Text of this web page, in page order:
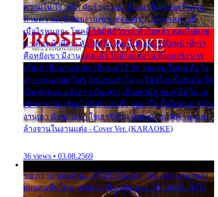
ความใน ใจ เศร้า มันร้าวระบม ต้องมาขื่นขม เศร้าตรม
ท่ามความสุขี ช่วยงานเขาแต่ง แต่เรา แล้งมาหลายปี
เมื่อไรหนอจะ โชคดี ได้มีพิธีวิวาห์ หัวใจหล้า คอยไปคอย
มา คือหน้าที่เก่า หัวใจหล้า คอยไปคอยมา คือหน้าที่เก่า
คือหยังเขา มีงานแต่งแล้ว ไปล้างแต่จาน ดั่งถูกประหาร
เมื่อเขาชื่นบาน แต่เราขื่นขม โอ้ รัก ลอยลม ไม่สม ดัง ใจ
ล้างจานคอยคู่ ไม่รู้ อีกนานเท่าใด จะได้ เลื่อนขั้นบันได ได้
เป็น ตำแหน่งเจ้าสาว มันเหงา เห็นเขามีคู่ ซมดู มีคู่ก็ม่วน
เข้าพาขวัญ เสียงโห่ตึงตึง มันซึ้ง อยู่แก่ใจ มื้อใด๋หนอ สิเป็น
งานเฮา มัวซอยเขา ใจเฮาซิด้าน มันทรมาน จับจาน เอย…
ล้างจานในงานแต่ง - Cover Ver. (KARAOKE)
36 views • 03.08.2569
ขอ กราบ ขอบคุณ.... ที่ได้รับไออุ่น การุณ จากแฟน เพลง
ผมแสนชื่นใจ หายวังเวง เมื่อแฟนเพลง ให้กำลังใจ น้ำใจ